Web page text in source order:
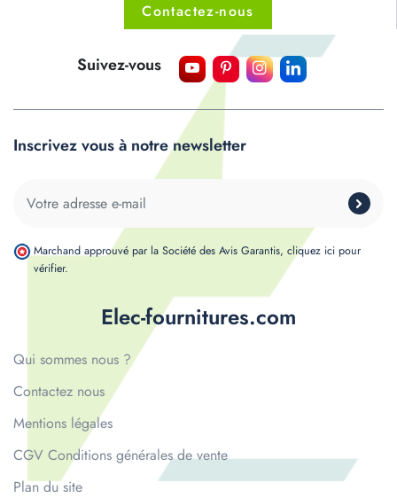
Contactez-nous
Elec-fournitures.com
Qui sommes nous ?
Contactez nous
Mentions légales
CGV Conditions générales de vente
Plan du site
Suivez-vous
Inscrivez vous à notre newsletter
Marchand approuvé par la Société des Avis Garantis, cliquez ici pour
vérifier.